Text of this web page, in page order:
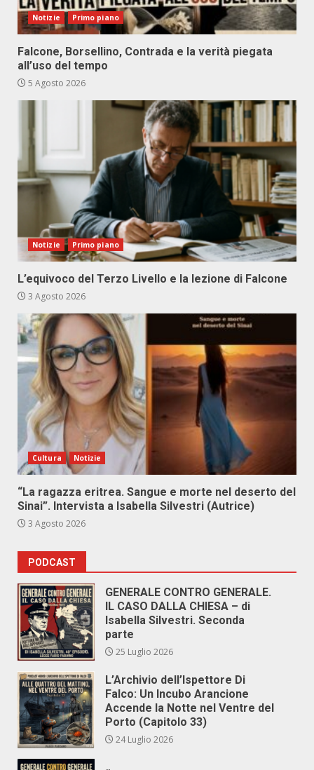
Notizie Primo piano
Falcone, Borsellino, Contrada e la verità piegata
all’uso del tempo
5 Agosto 2026
Notizie Primo piano
L’equivoco del Terzo Livello e la lezione di Falcone
3 Agosto 2026
Cultura Notizie
“La ragazza eritrea. Sangue e morte nel deserto del
Sinai”. Intervista a Isabella Silvestri (Autrice)
3 Agosto 2026
PODCAST
GENERALE CONTRO GENERALE.
IL CASO DALLA CHIESA – di
Isabella Silvestri. Seconda
parte
25 Luglio 2026
L’Archivio dell’Ispettore Di
Falco: Un Incubo Arancione
Accende la Notte nel Ventre del
Porto (Capitolo 33)
24 Luglio 2026